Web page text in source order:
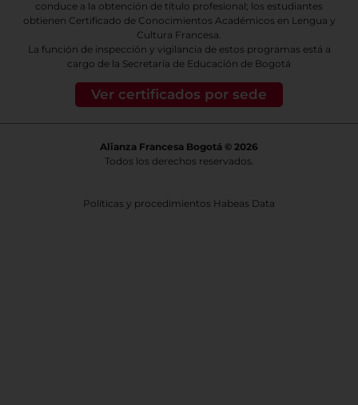
conduce a la obtención de título profesional; los estudiantes
obtienen Certificado de Conocimientos Académicos en Lengua y
Cultura Francesa.
La función de inspección y vigilancia de estos programas está a
cargo de la Secretaría de Educación de Bogotá
Ver certificados por sede
Alianza Francesa Bogotá © 2026
Todos los derechos reservados.
Políticas y procedimientos Habeas Data